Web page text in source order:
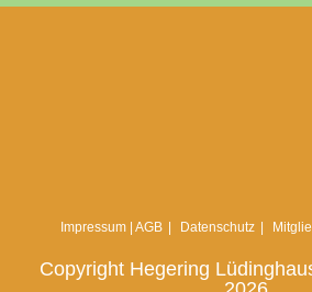
Impressum | AGB Datenschutz
Copyright Hegering